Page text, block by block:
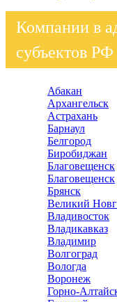
Компании в
субъектов РФ
Абакан
Архангельск
Астрахань
Барнаул
Белгород
Биробиджан
Благовещенск
Благовещенск
Брянск
Великий
Владивосток
Владикавказ
Владимир
Волгоград
Вологда
Воронеж
Горно-